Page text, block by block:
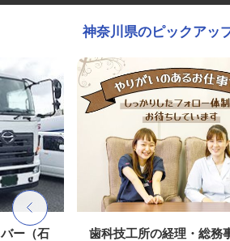
神奈川県のピックアッ
ー（⽯ 歯科技工所の経理・総務